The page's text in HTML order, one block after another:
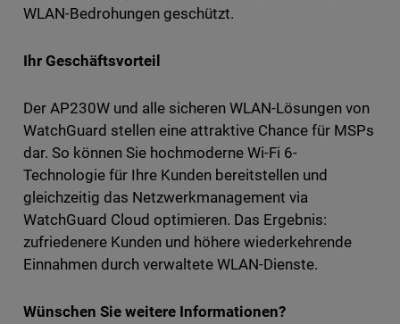
WLAN-Bedrohungen geschützt.
Ihr Geschäftsvorteil
Der AP230W und alle sicheren WLAN-Lösungen von
WatchGuard stellen eine attraktive Chance für MSPs
dar. So können Sie hochmoderne Wi-Fi 6-
Technologie für Ihre Kunden bereitstellen und
gleichzeitig das Netzwerkmanagement via
WatchGuard Cloud optimieren. Das Ergebnis:
zufriedenere Kunden und höhere wiederkehrende
Einnahmen durch verwaltete WLAN-Dienste.
Wünschen Sie weitere Informationen?